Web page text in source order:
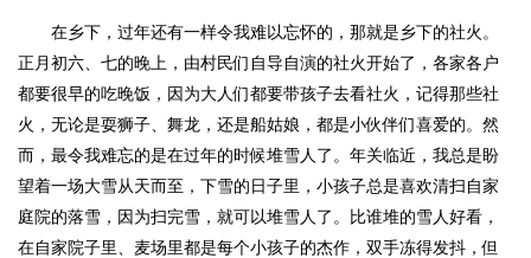
在乡下，过年还有一样令我难以忘怀的，那就是乡下的社火。
正月初六、七的晚上，由村民们自导自演的社火开始了，各家各户
都要很早的吃晚饭，因为大人们都要带孩子去看社火，记得那些社
火，无论是耍狮子、舞龙，还是船姑娘，都是小伙伴们喜爱的。然
而，最令我难忘的是在过年的时候堆雪人了。年关临近，我总是盼
望着一场大雪从天而至，下雪的日子里，小孩子总是喜欢清扫自家
庭院的落雪，因为扫完雪，就可以堆雪人了。比谁堆的雪人好看，
在自家院子里、麦场里都是每个小孩子的杰作，双手冻得发抖，但